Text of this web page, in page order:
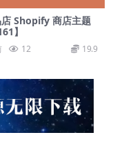
店 Shopify 商店主题
】
12 19.9